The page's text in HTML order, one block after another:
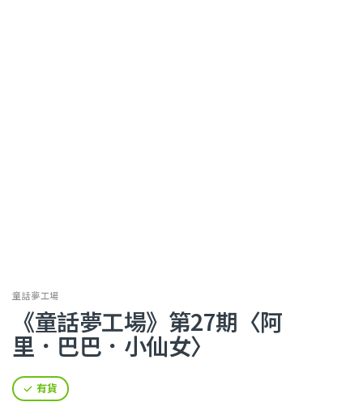
童話夢工場
《童話夢工場》第27期〈阿
里．巴巴．小仙女〉
有貨